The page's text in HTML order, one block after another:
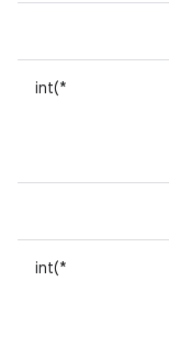
int(*
int(*